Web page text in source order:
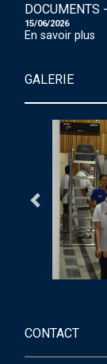
DOCUMENTS
15/06/2026
En savoir plus
GALERIE
CONTACT